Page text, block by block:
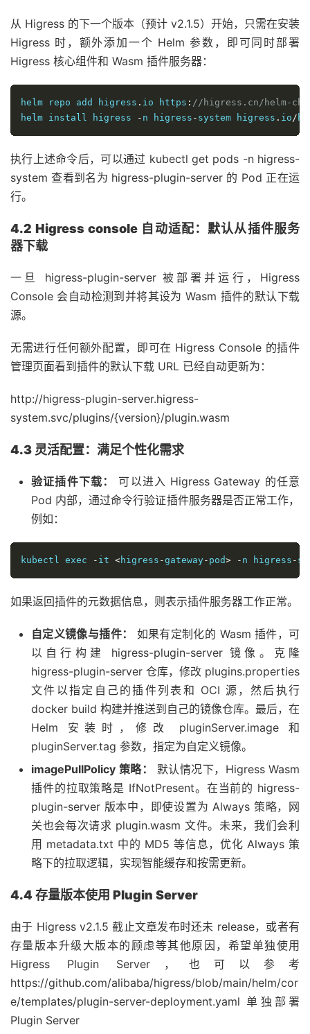
从 Higress 的下一个版本（预计 v2.1.5）开始，只需在安装
Higress 时，额外添加一个 Helm 参数，即可同时部署
Higress 核心组件和 Wasm 插件服务器：
helm repo add higress . io https : //higress.cn/helm-
helm install higress
- n higress - system higress . io/
执行上述命令后，可以通过 kubectl get pods -n higress-
system 查看到名为 higress-plugin-server 的 Pod 正在运
行。
4.2 Higress console 自动适配：默认从插件服务
器下载
一旦 higress-plugin-server 被部署并运行，Higress
Console 会自动检测到并将其设为 Wasm 插件的默认下载
源。
无需进行任何额外配置，即可在 Higress Console 的插件
管理页面看到插件的默认下载 URL 已经自动更新为：
http://higress-plugin-server.higress-
system.svc/plugins/{version}/plugin.wasm
4.3 灵活配置：满足个性化需求
验证插件下载：
可以进入 Higress Gateway 的任意
Pod 内部，通过命令行验证插件服务器是否正常工作，
例如：
kubectl exec - it <higress -gateway- pod> - n higress -
如果返回插件的元数据信息，则表示插件服务器工作正常。
自定义镜像与插件：
如果有定制化的 Wasm 插件，可
以自行构建 higress-plugin-server 镜像。克隆
higress-plugin-server 仓库，修改 plugins.properties
文件以指定自己的插件列表和 OCI 源，然后执行
docker build 构建并推送到自己的镜像仓库。最后，在
Helm 安装时，修改 pluginServer.image 和
pluginServer.tag 参数，指定为自定义镜像。
imagePullPolicy 策略：
默认情况下，Higress Wasm
插件的拉取策略是 IfNotPresent。在当前的 higress-
plugin-server 版本中，即使设置为 Always 策略，网
关也会每次请求 plugin.wasm 文件。未来，我们会利
用 metadata.txt 中的 MD5 等信息，优化 Always 策
略下的拉取逻辑，实现智能缓存和按需更新。
4.4 存量版本使用 Plugin Server
由于 Higress v2.1.5 截止文章发布时还未 release，或者有
存量版本升级大版本的顾虑等其他原因，希望单独使用
Higress Plugin Server，也可以参考
https://github.com/alibaba/higress/blob/main/helm/cor
e/templates/plugin-server-deployment.yaml 单独部署
Plugin Server